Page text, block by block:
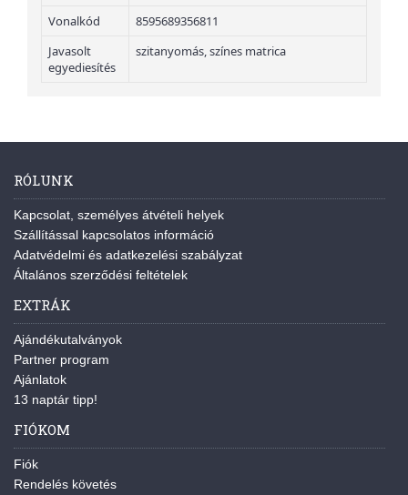
Vonalkód
8595689356811
Javasolt
egyediesítés
szitanyomás, színes matrica
RÓLUNK
Kapcsolat, személyes átvételi helyek
Szállítással kapcsolatos információ
Adatvédelmi és adatkezelési szabályzat
Általános szerződési feltételek
EXTRÁK
Ajándékutalványok
Partner program
Ajánlatok
13 naptár tipp!
FIÓKOM
Fiók
Rendelés követés